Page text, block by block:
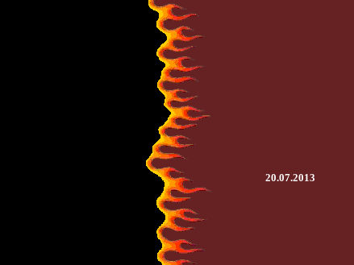
20.07.2013